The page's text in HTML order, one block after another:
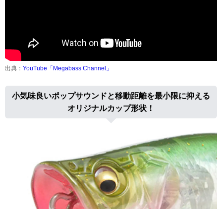
出典： YouTube「Megabass Channel」
小気味良いポップサウンドと移動距離を最小限に抑える
オリジナルカップ形状！